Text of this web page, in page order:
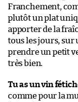
Franchement,
plutôt un plat
apporter de la
tous les jours, sur
prendre un petit
très bien.
Tu as un vin
comme pour la